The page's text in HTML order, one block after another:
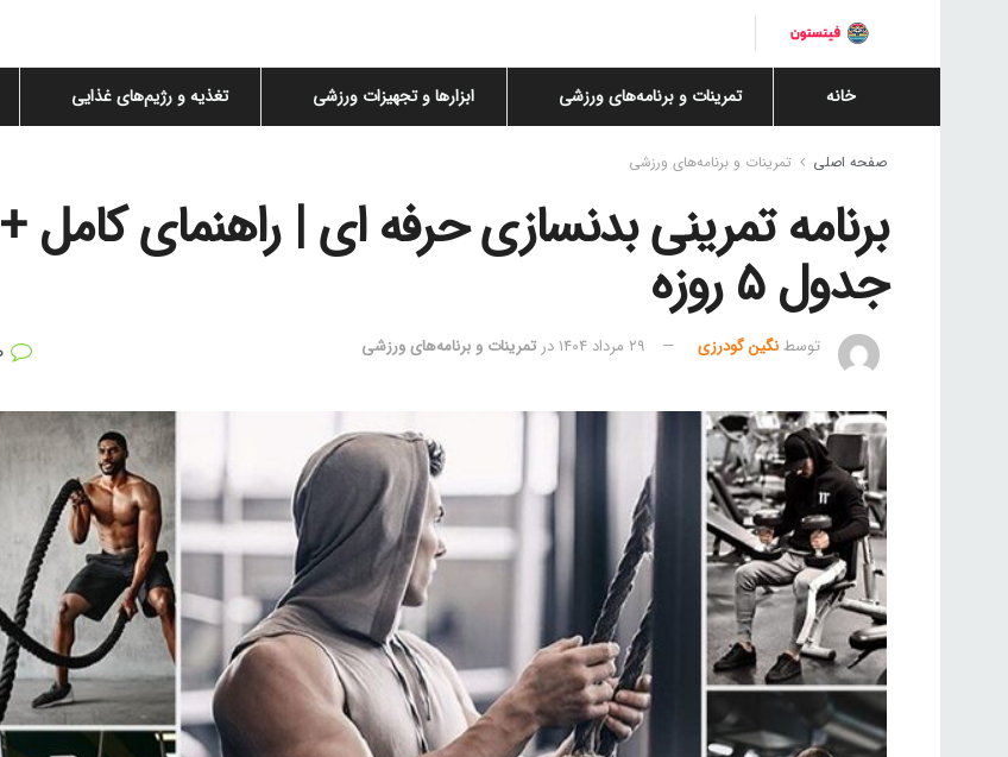
خانه تمرینات و برنامه‌های ورزشی ابزارها و تجهیزات ورزشی تغذیه و رژیم‌های غذایی
صفحه اصلی تمرینات و برنامه‌های ورزشی
برنامه تمرینی بدنسازی حرفه‌ ای | راهنمای کامل +
جدول ۵ روزه
توسطنگین گودرزی ۲۹ مرداد ۱۴۰۴ در تمرینات و برنامه‌های ورزشی